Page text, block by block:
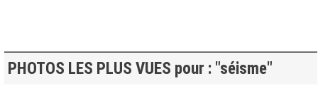
PHOTOS LES PLUS VUES pour : "séisme"